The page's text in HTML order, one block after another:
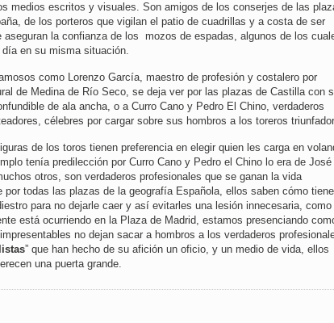
medios escritos y visuales. Son amigos de los conserjes de las
de los porteros que vigilan el patio de cuadrillas y a costa de ser
aseguran la confianza de los mozos de espadas, algunos de los
en su misma situación.
como Lorenzo García, maestro de profesión y costalero por
de Medina de Río Seco, se deja ver por las plazas de Castilla con
de ala ancha, o a Curro Cano y Pedro El Chino, verdaderos
célebres por cargar sobre sus hombros a los toreros
de los toros tienen preferencia en elegir quien les carga en
tenía predilección por Curro Cano y Pedro el Chino lo era de José
otros, son verdaderos profesionales que se ganan la vida
por todas las plazas de la geografía Española, ellos saben cómo
para no dejarle caer y así evitarles una lesión innecesaria, como
está ocurriendo en la Plaza de Madrid, estamos presenciando
no dejan sacar a hombros a los verdaderos
” que han hecho de su afición un oficio, y un medio de vida, ellos
una puerta grande.